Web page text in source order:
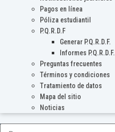
Pagos en línea
Póliza estudiantil
P.Q.R.D.F
Generar P.Q.R.D.F.
Informes P.Q.R.D.F.
Preguntas frecuentes
Términos y condiciones
Tratamiento de datos
Mapa del sitio
Noticias